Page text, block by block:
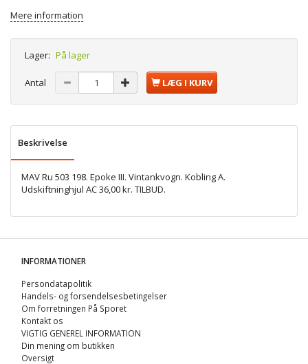
Mere information
Lager: På lager
Antal LÆG I KURV
Beskrivelse
MAV Ru 503 198. Epoke III. Vintankvogn. Kobling A.
Udskiftninghjul AC 36,00 kr. TILBUD.
INFORMATIONER
Persondatapolitik
Handels- og forsendelsesbetingelser
Om forretningen På Sporet
Kontakt os
VIGTIG GENEREL INFORMATION
Din mening om butikken
Oversigt